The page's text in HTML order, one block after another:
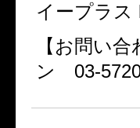
イープラ
【お問い
ン 03-